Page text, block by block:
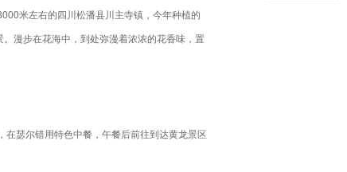
米左右的四川松潘县川主寺镇，今年种植的
漫步在花海中，到处弥漫着浓浓的花香味，置
在瑟尔错用特色中餐，午餐后前往到达黄龙景区